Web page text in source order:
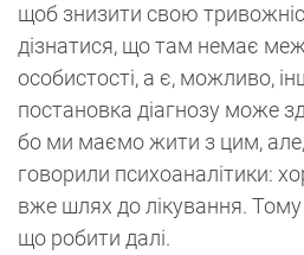
щоб знизити свою
дізнатися, що там немає
особистості, а є, можливо,
постановка діагнозу може
бо ми маємо жити з цим, але,
говорили психоаналітики:
вже шлях до лікування.
що робити далі.